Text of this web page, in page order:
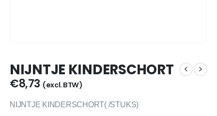
NIJNTJE KINDERSCHORT
€8,73 (excl. BTW)
NIJNTJE KINDERSCHORT( /STUKS)